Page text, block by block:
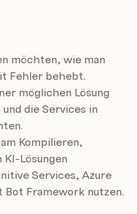
Search und
als
Sie Kenntnisse zu:
Operatoren
und Schleifen
mit DDL
in Azure Machine
möchten, wie man
Fehler behebt.
möglichen Lösung
die Services in
Kompilieren,
Lösungen
Services, Azure
Framework nutzen.